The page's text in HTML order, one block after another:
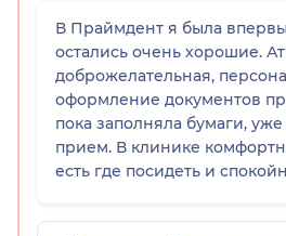
В Праймдент я была
остались очень хорошие.
доброжелательная,
оформление документов
пока заполняла бумаги,
прием. В клинике
есть где посидеть и
находится в жилом доме,